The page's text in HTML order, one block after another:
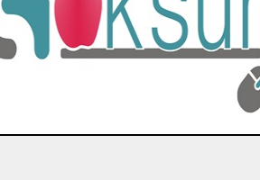
Bertiz’in Yeni Köprüsünde Sona Doğru.